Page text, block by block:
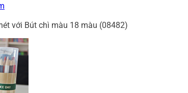
với Bút chì màu 18 màu (08482)